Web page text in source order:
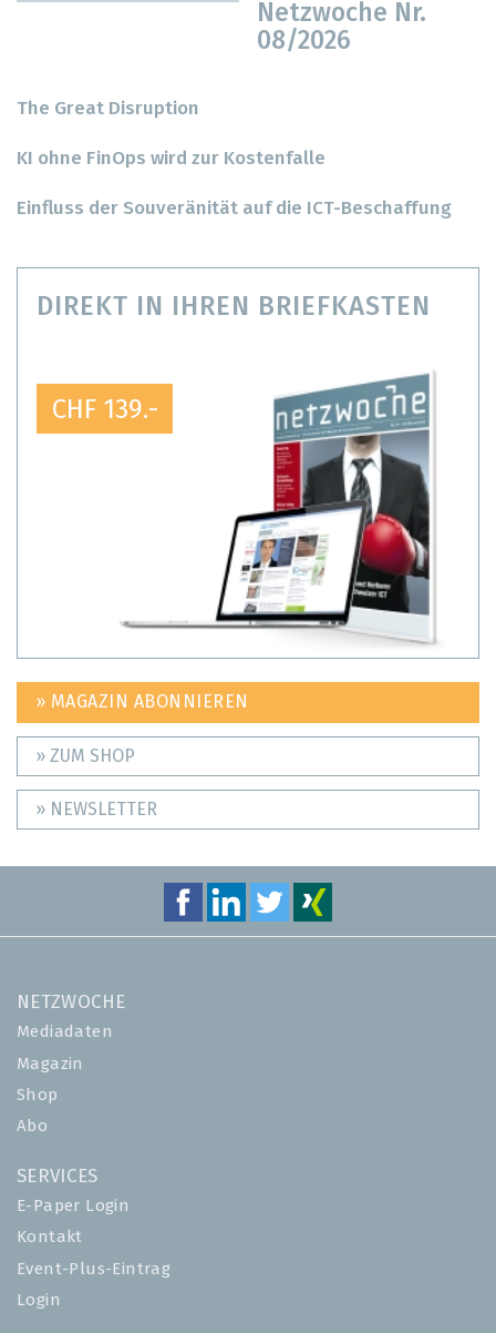
Netzwoche Nr.
08/2026
The Great Disruption
KI ohne FinOps wird zur Kostenfalle
Einfluss der Souveränität auf die ICT-Beschaffung
DIREKT IN IHREN BRIEFKASTEN
CHF 139.-
» MAGAZIN ABONNIEREN
» ZUM SHOP
» NEWSLETTER
NETZWOCHE
Mediadaten
Magazin
Shop
Abo
SERVICES
E-Paper Login
Kontakt
Event-Plus-Eintrag
Login